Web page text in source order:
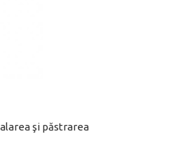
şi păstrarea